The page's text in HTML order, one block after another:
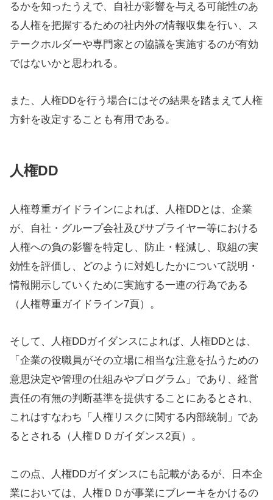
るかを知ったうえで、自社が影響を与える可能性のあ
る人権を把握するための社内外の情報収集を行い、ス
テークホルダーや専門家との協議を実施するのが有効
ではないかと思われる。
また、人権DDを行う場合にはその結果を踏まえて人権
方針を改定することも有用である。
人権DD
人権尊重ガイドラインによれば、人権DDとは、企業
が、自社・グループ会社及びサプライヤー等における
人権への負の影響を特定し、防止・軽減し、取組の実
効性を評価し、どのように対処したかについて説明・
情報開示していくために実施する一連の行為である
（人権尊重ガイドライン7頁）。
そして、人権DDガイダンスによれば、人権DDとは、
「企業の役職員がその立場に相当な注意を払うための
意思決定や管理の仕組みやプログラム」であり、経営
責任の有無の判断基準を提供することにあるとされ、
これはすなわち「人権リスクに関する内部統制」であ
るとされる（人権ＤＤガイダンス2頁）。
この点、人権DDガイダンスにも記載があるが、日本企
業においては、人権ＤＤが事業にブレーキをかけるの